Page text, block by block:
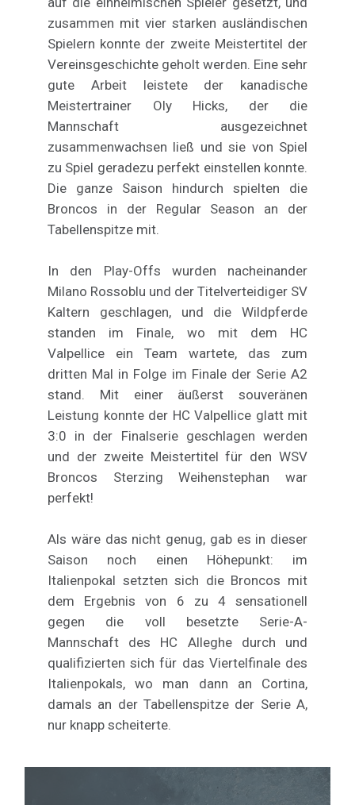
zusammen mit vier starken ausländischen
Spielern konnte der zweite Meistertitel der
Vereinsgeschichte geholt werden. Eine sehr
gute Arbeit leistete der kanadische
Meistertrainer Oly Hicks, der die
Mannschaft ausgezeichnet
zusammenwachsen ließ und sie von Spiel
zu Spiel geradezu perfekt einstellen konnte.
Die ganze Saison hindurch spielten die
Broncos in der Regular Season an der
Tabellenspitze mit.
In den Play-Offs wurden nacheinander
Milano Rossoblu und der Titelverteidiger SV
Kaltern geschlagen, und die Wildpferde
standen im Finale, wo mit dem HC
Valpellice ein Team wartete, das zum
dritten Mal in Folge im Finale der Serie A2
stand. Mit einer äußerst souveränen
Leistung konnte der HC Valpellice glatt mit
3:0 in der Finalserie geschlagen werden
und der zweite Meistertitel für den WSV
Broncos Sterzing Weihenstephan war
perfekt!
Als wäre das nicht genug, gab es in dieser
Saison noch einen Höhepunkt: im
Italienpokal setzten sich die Broncos mit
dem Ergebnis von 6 zu 4 sensationell
gegen die voll besetzte Serie-A-
Mannschaft des HC Alleghe durch und
qualifizierten sich für das Viertelfinale des
Italienpokals, wo man dann an Cortina,
damals an der Tabellenspitze der Serie A,
nur knapp scheiterte.